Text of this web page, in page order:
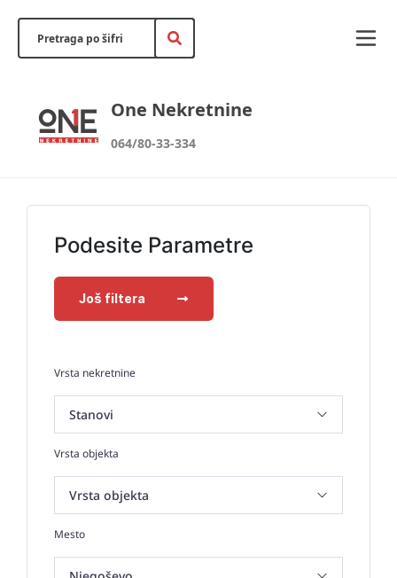
One Nekretnine
064/80-33-334
Podesite Parametre
Još filtera
Vrsta nekretnine
Vrsta objekta
Mesto